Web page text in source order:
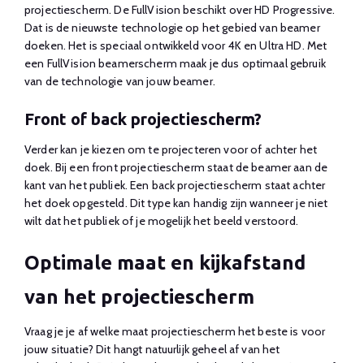
projectiescherm. De FullVision beschikt over HD Progressive.
Dat is de nieuwste technologie op het gebied van beamer
doeken. Het is speciaal ontwikkeld voor 4K en Ultra HD. Met
een FullVision beamerscherm maak je dus optimaal gebruik
van de technologie van jouw beamer.
Front of back projectiescherm?
Verder kan je kiezen om te projecteren voor of achter het
doek. Bij een front projectiescherm staat de beamer aan de
kant van het publiek. Een back projectiescherm staat achter
het doek opgesteld. Dit type kan handig zijn wanneer je niet
wilt dat het publiek of je mogelijk het beeld verstoord.
Optimale maat en kijkafstand
van het projectiescherm
Vraag je je af welke maat projectiescherm het beste is voor
jouw situatie? Dit hangt natuurlijk geheel af van het